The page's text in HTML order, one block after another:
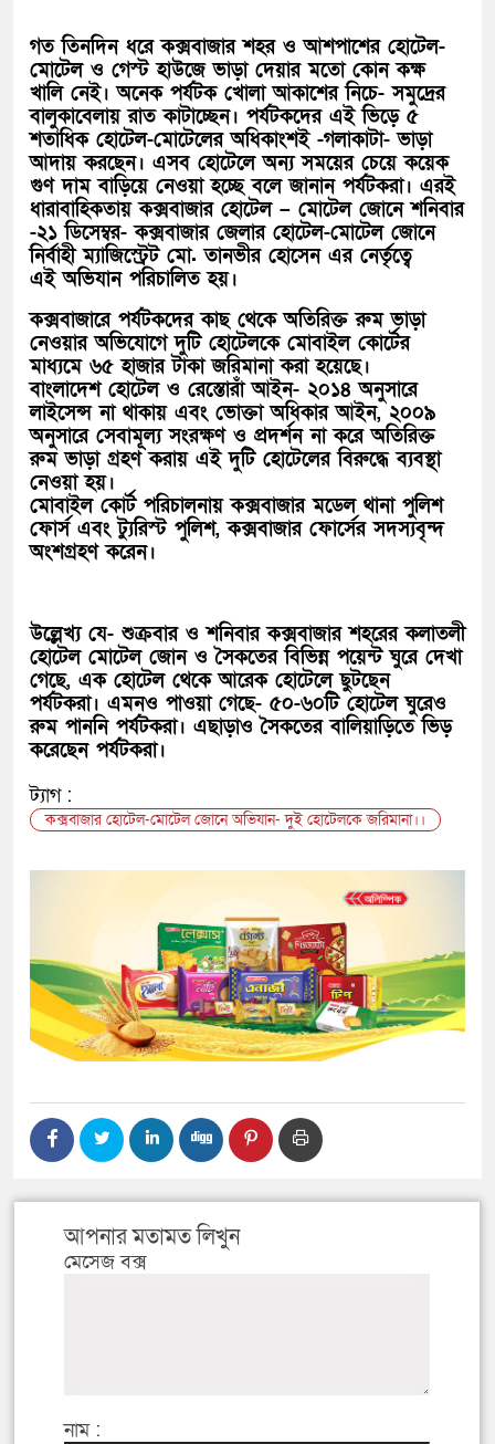
গত তিনদিন ধরে কক্সবাজার শহর ও আশপাশের হোটেল-
মোটেল ও গেস্ট হাউজে ভাড়া দেয়ার মতো কোন কক্ষ
খালি নেই। অনেক পর্যটক খোলা আকাশের নিচে- সমুদ্রের
বালুকাবেলায় রাত কাটাচ্ছেন। পর্যটকদের এই ভিড়ে ৫
শতাধিক হোটেল-মোটেলের অধিকাংশই -গলাকাটা- ভাড়া
আদায় করছেন। এসব হোটেলে অন্য সময়ের চেয়ে কয়েক
গুণ দাম বাড়িয়ে নেওয়া হচ্ছে বলে জানান পর্যটকরা। এরই
ধারাবাহিকতায় কক্সবাজার হোটেল – মোটেল জোনে শনিবার
-২১ ডিসেম্বর- কক্সবাজার জেলার হোটেল-মোটেল জোনে
নির্বাহী ম্যাজিস্ট্রেট মো. তানভীর হোসেন এর নের্তৃত্বে
এই অভিযান পরিচালিত হয়।
কক্সবাজারে পর্যটকদের কাছ থেকে অতিরিক্ত রুম ভাড়া
নেওয়ার অভিযোগে দুটি হোটেলকে মোবাইল কোর্টের
মাধ্যমে ৬৫ হাজার টাকা জরিমানা করা হয়েছে।
বাংলাদেশ হোটেল ও রেস্তোরাঁ আইন- ২০১৪ অনুসারে
লাইসেন্স না থাকায় এবং ভোক্তা অধিকার আইন, ২০০৯
অনুসারে সেবামূল্য সংরক্ষণ ও প্রদর্শন না করে অতিরিক্ত
রুম ভাড়া গ্রহণ করায় এই দুটি হোটেলের বিরুদ্ধে ব্যবস্থা
নেওয়া হয়।
মোবাইল কোর্ট পরিচালনায় কক্সবাজার মডেল থানা পুলিশ
ফোর্স এবং ট্যুরিস্ট পুলিশ, কক্সবাজার ফোর্সের সদস্যবৃন্দ
অংশগ্রহণ করেন।
উল্লেখ্য যে- শুক্রবার ও শনিবার কক্সবাজার শহরের কলাতলী
হোটেল মোটেল জোন ও সৈকতের বিভিন্ন পয়েন্ট ঘুরে দেখা
গেছে, এক হোটেল থেকে আরেক হোটেলে ছুটছেন
পর্যটকরা। এমনও পাওয়া গেছে- ৫০-৬০টি হোটেল ঘুরেও
রুম পাননি পর্যটকরা। এছাড়াও সৈকতের বালিয়াড়িতে ভিড়
করেছেন পর্যটকরা।
ট্যাগ :
কক্সবাজার হোটেল-মোটেল জোনে অভিযান- দুই হোটেলকে জরিমানা।।
আপনার মতামত লিখুন
মেসেজ বক্স
নাম :